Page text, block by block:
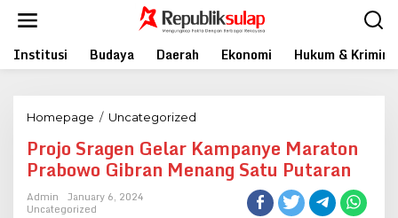
Institusi Budaya Daerah Ekonomi Hukum &
Homepage / Uncategorized
Gelar
Kampanye
Maraton
Prabowo
Projo Sragen Gelar Kampanye Maraton
Prabowo Gibran Menang Satu Putaran
Admin January 6, 2024
Uncategorized